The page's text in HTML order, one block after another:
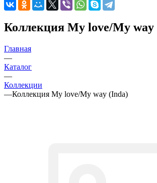
Коллекция My love/My way
Главная
—
Каталог
—
Коллекции
—Коллекция My love/My way (Inda)